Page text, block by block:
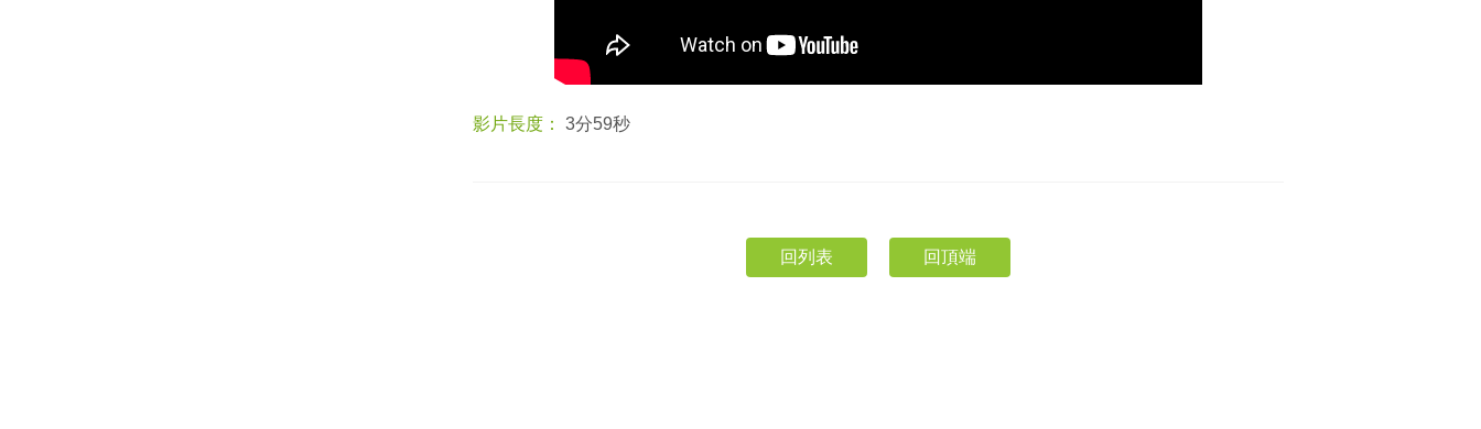
影片長度：3分59秒
回頂端